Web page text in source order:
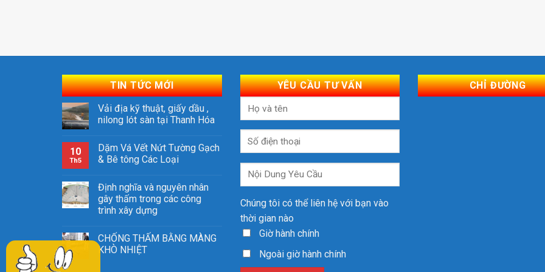
TIN TỨC MỚI
Vải địa kỹ thuật, giấy dầu ,
nilong lót sàn tại Thanh Hóa
10
Th5
Dặm Vá Vết Nứt Tường Gạch
& Bê tông Các Loại
Định nghĩa và nguyên nhân
gây thấm trong các công
trình xây dựng
CHỐNG THẤM BẰNG MÀNG
KHÒ NHIỆT
YÊU CẦU TƯ VẤN
Chúng tôi có thể liên hệ với bạn vào
thời gian nào
Giờ hành chính
Ngoài giờ hành chính
CHỈ ĐƯỜNG